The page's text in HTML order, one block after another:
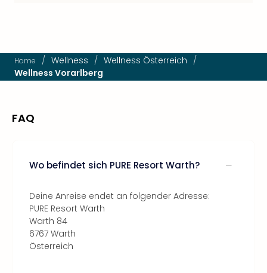
Home / Wellness / Wellness Österreich /
Wellness Vorarl­berg
FAQ
Wo befindet sich PURE Resort Warth?
Deine Anreise endet an folgender Adresse:
PURE Resort Warth
Warth 84
6767 Warth
Österreich